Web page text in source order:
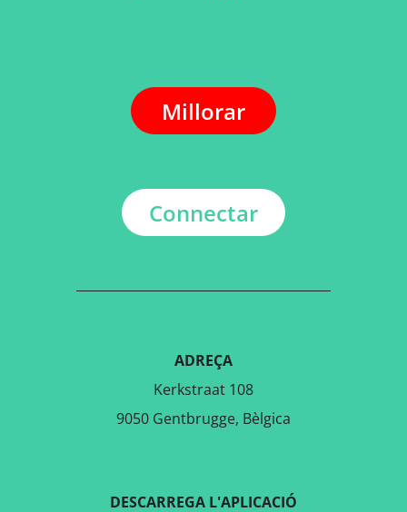
Millorar
Connectar
ADREÇA
Kerkstraat 108
9050 Gentbrugge, Bèlgica
DESCARREGA L'APLICACIÓ